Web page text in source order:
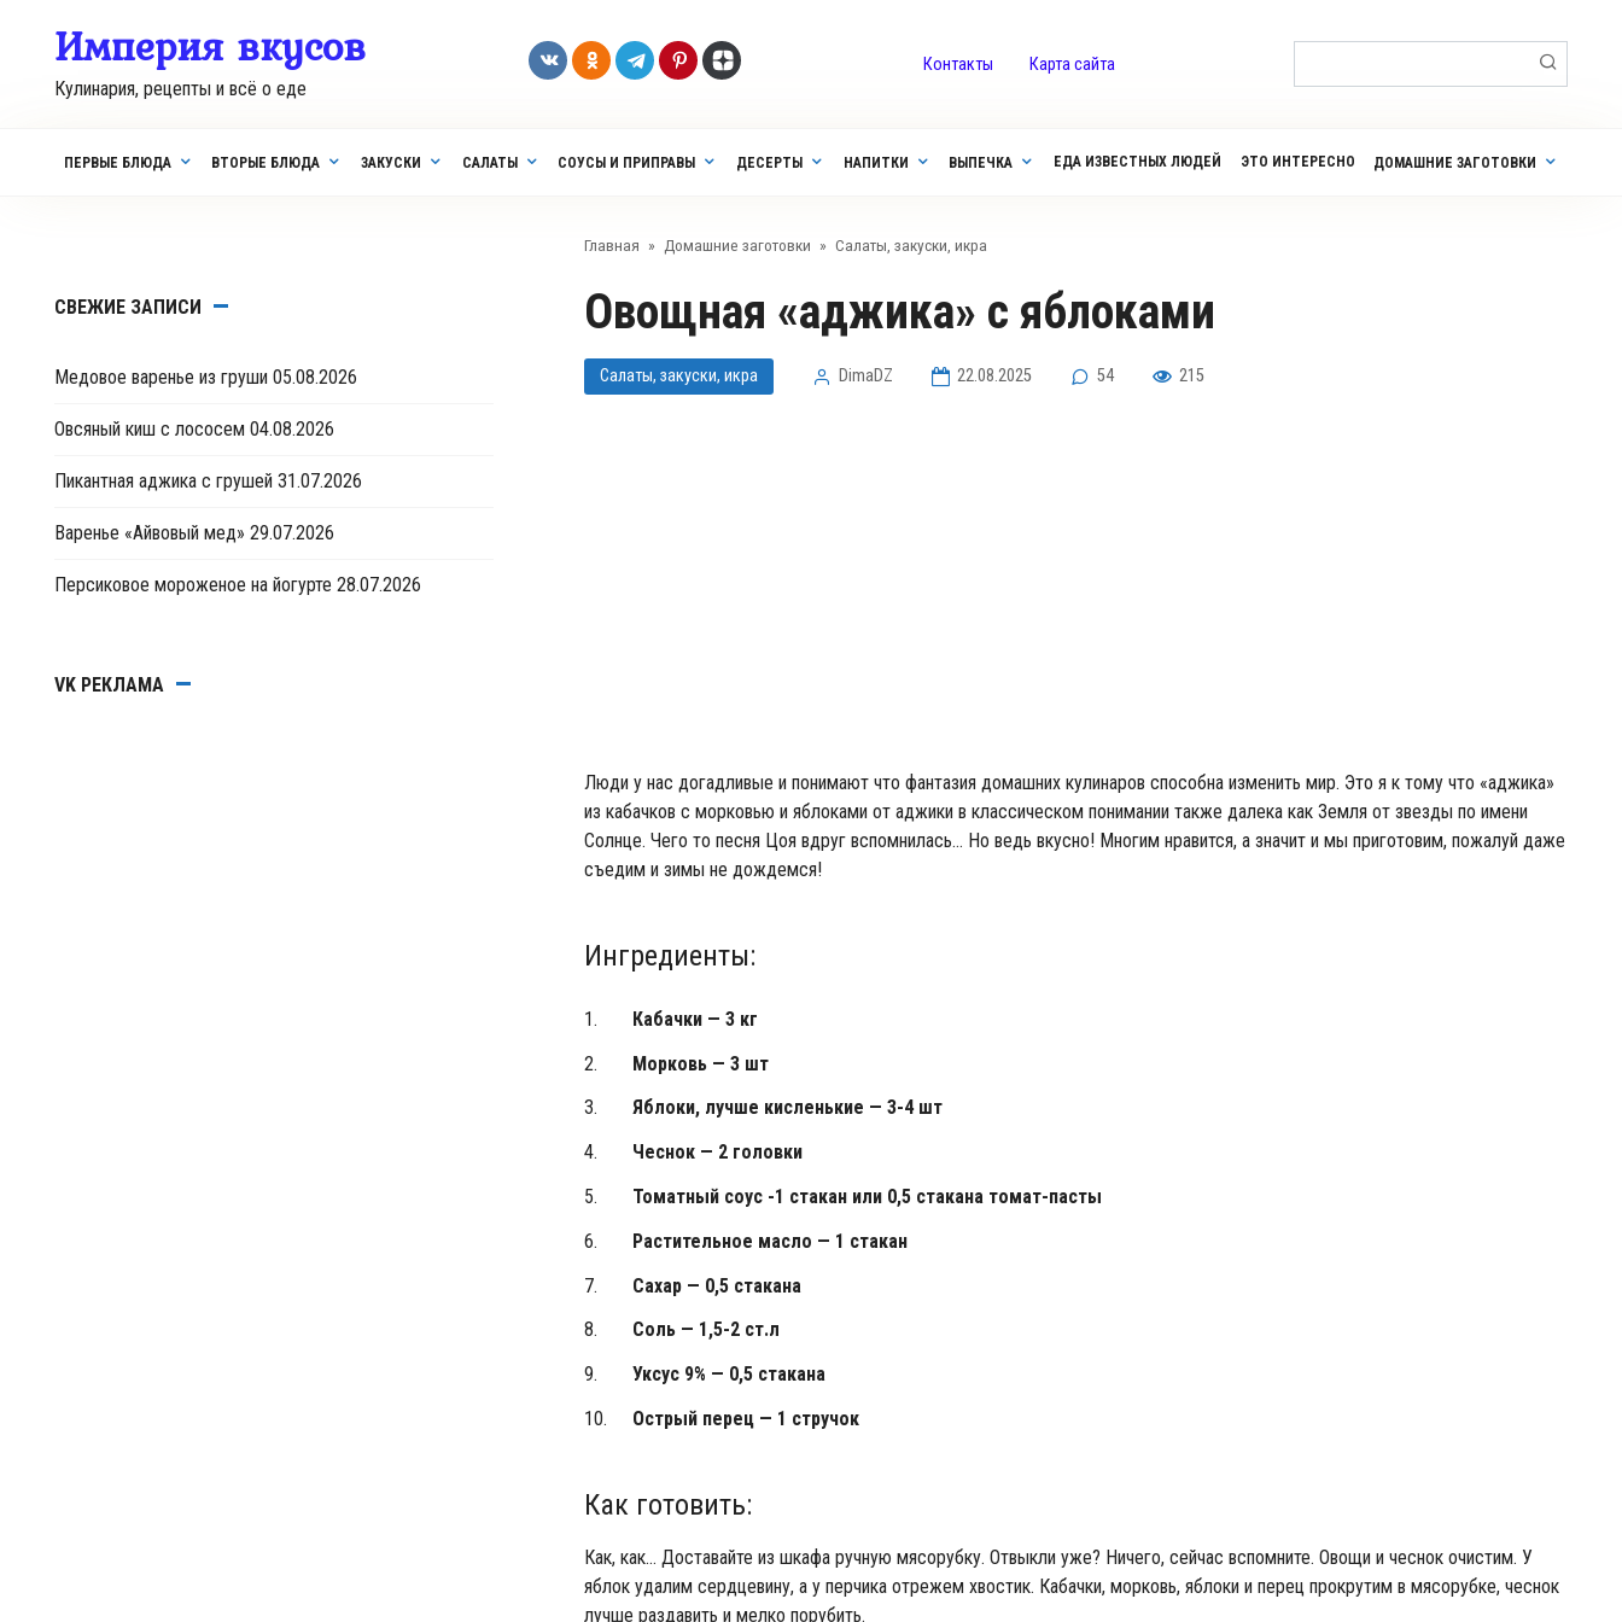
Империя вкусов
Кулинария, рецепты и всё о еде
Контакты Карта сайта
ПЕРВЫЕ БЛЮДА ВТОРЫЕ БЛЮДА ЗАКУСКИ САЛАТЫ СОУСЫ И ПРИПРАВЫ ДЕСЕРТЫ НАПИТКИ ВЫПЕЧКА ЕДА ИЗВЕСТНЫХ ЛЮДЕЙ ЭТО ИНТЕРЕСНО ДОМАШНИЕ ЗАГОТОВКИ
Главная » Домашние заготовки » Салаты, закуски, икра
Овощная «аджика» с яблоками
Салаты, закуски, икра DimaDZ 22.08.2025 54 215
Люди у нас догадливые и понимают что фантазия домашних кулинаров способна изменить мир. Это я к тому что «аджика»
из кабачков с морковью и яблоками от аджики в классическом понимании также далека как Земля от звезды по имени
Солнце. Чего то песня Цоя вдруг вспомнилась… Но ведь вкусно! Многим нравится, а значит и мы приготовим, пожалуй даже
съедим и зимы не дождемся!
Ингредиенты:
Кабачки — 3 кг
Морковь — 3 шт
Яблоки, лучше кисленькие — 3-4 шт
Чеснок — 2 головки
Томатный соус -1 стакан или 0,5 стакана томат-пасты
Растительное масло — 1 стакан
Сахар — 0,5 стакана
Соль — 1,5-2 ст.л
Уксус 9% — 0,5 стакана
Острый перец — 1 стручок
Как готовить:
Как, как… Доставайте из шкафа ручную мясорубку. Отвыкли уже? Ничего, сейчас вспомните. Овощи и чеснок очистим. У
яблок удалим сердцевину, а у перчика отрежем хвостик. Кабачки, морковь, яблоки и перец прокрутим в мясорубке, чеснок
лучше раздавить и мелко порубить.
СВЕЖИЕ ЗАПИСИ
Медовое варенье из груши 05.08.2026
Овсяный киш с лососем 04.08.2026
Пикантная аджика с грушей 31.07.2026
Варенье «Айвовый мед» 29.07.2026
Персиковое мороженое на йогурте 28.07.2026
VK РЕКЛАМА